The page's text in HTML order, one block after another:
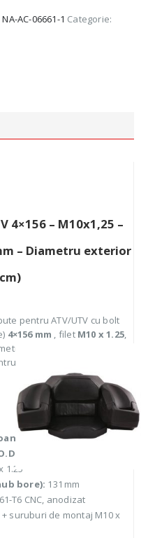
NA-AC-06661-1 Categorie:
4×156 – M10x1,25 –
– Diametru exterior
pentru ATV/UTV cu bolt
4×156 mm , filet M10 x 1.25,
exterior
stabilitate suplimentară,
4×156
1.25
bore): 131 mm
T6 CNC, anodizat
suruburi de montaj M10 x